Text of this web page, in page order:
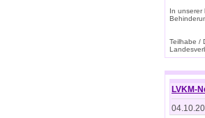
In unserer
Teilhabe /
LVKM-